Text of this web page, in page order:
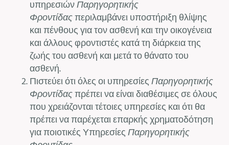
υπηρεσιώνΠαρηγορητικής
Φροντίδαςπεριλαμβάνει υποστήριξη θλίψης
και πένθους για τον ασθενή και την οικογένεια
και άλλους φροντιστές κατά τη διάρκεια της
ζωής του ασθενή και μετά το θάνατο του
ασθενή.
Πιστεύει ότι όλες οι υπηρεσίεςΠαρηγορητικής
Φροντίδαςπρέπει να είναι διαθέσιμες σε όλους
που χρειάζονται τέτοιες υπηρεσίες και ότι θα
πρέπει να παρέχεται επαρκής χρηματοδότηση
για ποιοτικές ΥπηρεσίεςΠαρηγορητικής